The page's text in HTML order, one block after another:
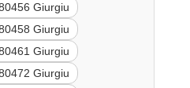
Giurgiu
Giurgiu
Giurgiu
Giurgiu